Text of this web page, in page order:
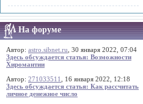
На форуме
Автор: astro.sibnet.ru , 30 января 2022, 07:04
Здесь обсуждается статья: Возможности
Хиромантии
Автор: 271033511
, 16 января 2022, 12:18
Здесь обсуждается статья: Как рассчитать
личное денежное число